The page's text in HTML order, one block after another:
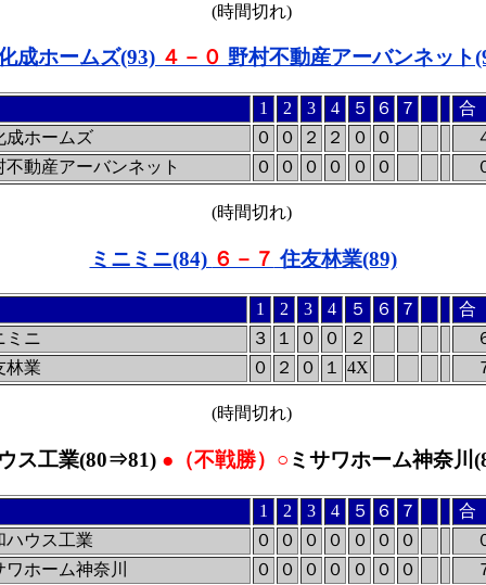
(時間切れ)
成ホームズ(93) ４－０ 野村不動産アーバンネット
1 2 3 4 ５ ６ ７
合
成ホームズ
０ ０ ２ ２ ０ ０
不動産アーバンネット
０ ０ ０ ０ ０ ０
(時間切れ)
ミニミニ(84) ６－７ 住友林業(89)
1 2 3 4 ５ ６ ７
合
ミニ
３ １ ０ ０ ２
林業
０ ２ ０ １ 4X
(時間切れ)
ス工業(80⇒81) ●（不戦勝）○ ミサワホーム神奈川
1 2 3 4 ５ ６ ７
合
ハウス工業
０ ０ ０ ０ ０ ０ ０
ワホーム神奈川
０ ０ ０ ０ ０ ０ ０